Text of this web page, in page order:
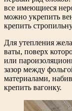
все имеющиеся
можно укрепить
крепить
Для утепления
ваты, поверх
или
зазор между
материалами,
крепить вагонку.